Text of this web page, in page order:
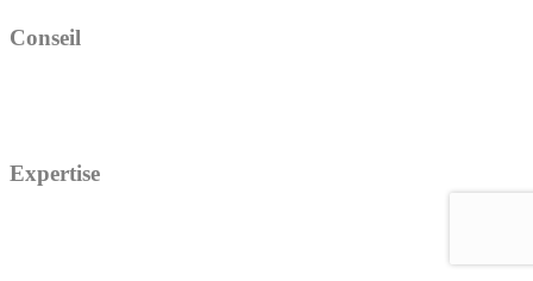
Conseil
Expertise